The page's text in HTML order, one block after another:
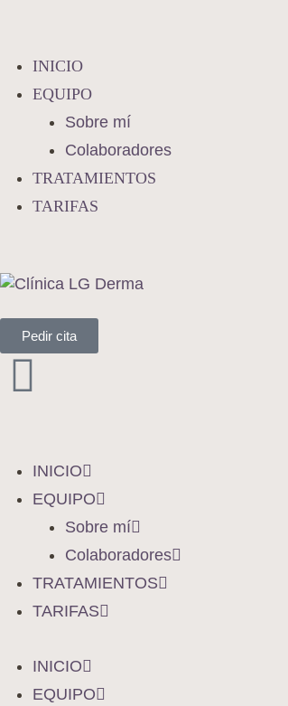
INICIO
EQUIPO
Sobre mí
Colaboradores
TRATAMIENTOS
TARIFAS
Pedir cita
INICIO
EQUIPO
Sobre mí
Colaboradores
TRATAMIENTOS
TARIFAS
INICIO
EQUIPO